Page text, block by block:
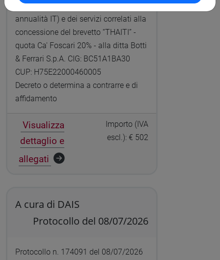
mantenimento (4° annualità EP e 5°
annualità IT) e dei servizi correlati alla
concessione del brevetto “THAITI” -
quota Ca' Foscari 20% - alla ditta Botti
& Ferrari S.p.A. CIG: BC51A1BA30
CUP: H75E22000460005
Decreto o determina a contrarre e di
affidamento
Visualizza
dettaglio e
allegati
Importo (IVA
escl.): € 502
A cura di DAIS
Protocollo del 08/07/2026
Protocollo n. 174091 del 08/07/2026